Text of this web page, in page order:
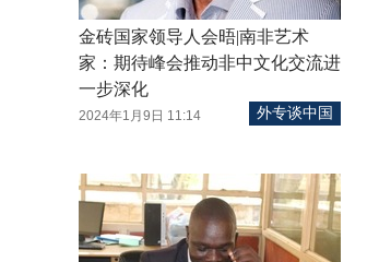
金砖国家领导人会晤|南非艺术
家：期待峰会推动非中文化交流进
一步深化
外专谈中国
2024年1月9日 11:14